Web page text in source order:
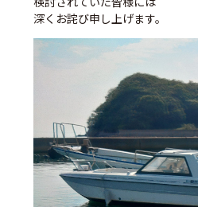
深くお詫び申し上げます。